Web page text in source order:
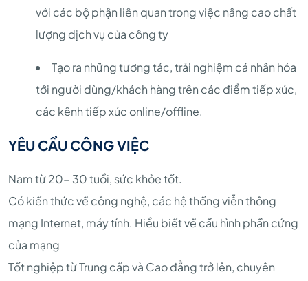
với các bộ phận liên quan trong việc nâng cao chất
lượng dịch vụ của công ty
Tạo ra những tương tác, trải nghiệm cá nhân hóa
tới người dùng/khách hàng trên các điểm tiếp xúc,
các kênh tiếp xúc online/offline.
YÊU CẦU CÔNG VIỆC
Nam từ 20- 30 tuổi, sức khỏe tốt.
Có kiến thức về công nghệ, các hệ thống viễn thông
mạng Internet, máy tính. Hiểu biết về cấu hình phần cứng
của mạng
Tốt nghiệp từ Trung cấp và Cao đẳng trở lên, chuyên